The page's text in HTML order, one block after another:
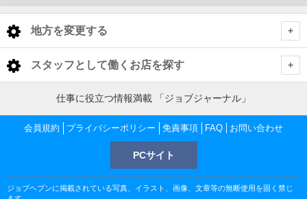
名古屋市 デリヘル送迎ドライバー
名古屋駅・中村・西区 デリヘル送迎ドライバー
納屋橋・中村区 デリヘル送迎ドライバー
三河
三河 デリヘル送迎ドライバー
岡崎 デリヘル送迎ドライバー
尾張 デリヘル送迎ドライバー
岐阜市
岐阜市 デリヘル送迎ドライバー
金津園 デリヘル送迎ドライバー
大垣・羽島 デリヘル送迎ドライバー
岐南・各務原
三重県 デリヘル送迎ドライバー
津・松阪 デリヘル送迎ドライバー
四日市・鈴鹿・桑名
静岡県
静岡県 デリヘル送迎ドライバー
東部
地方を変更する
< 全国トップ
北海道 男性高収入
東北 男性高収入
南関東 男性高収入
甲信越 男性高収入
北関東 男性高収入
スタッフとして働くお店を探す
愛知県
愛知 男性高収入
錦 男性高収入
岐阜県
金津園 男性高収入
仕事に役立つ情報満載 「ジョブジャーナル」
会員規約 プライバシーポリシー 免責事項 FAQ お問い合わせ
PCサイト
ジョブヘブンに掲載されている写真、イラスト、画像、文章等の無断使用を固く禁じ